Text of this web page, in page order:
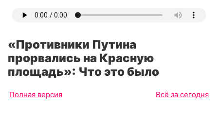
«Противники Путина
прорвались на Красную
площадь»: Что это было
Полная версия Всё за сегодня